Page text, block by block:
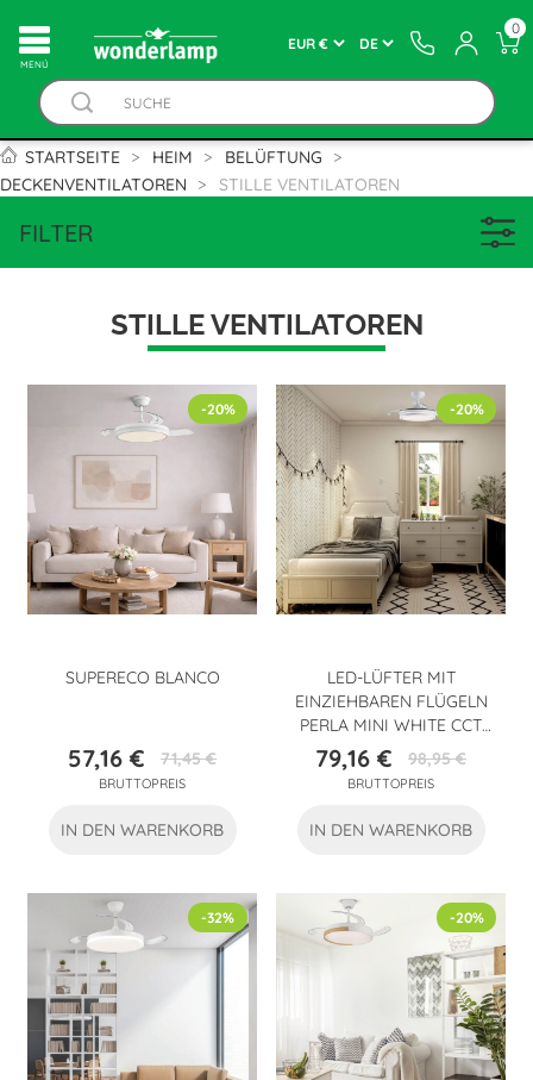
MENÚ
0
STARTSEITE HEIM
BELÜFTUNG
DECKENVENTILATOREN
STILLE VENTILATOREN
FILTER
STILLE VENTILATOREN
SUPERECO BLANCO
Preis
57,16 €Verkaufspreis
71,45 €
BRUTTOPREIS
-20%
IN DEN WARENKORB
LED-LÜFTER MIT
EINZIEHBAREN FLÜGELN
PERLA MINI WHITE CCT
(46W)
Preis
79,16 €Verkaufspreis
98,95 €
BRUTTOPREIS
-20%
IN DEN WARENKORB
-32% -20%